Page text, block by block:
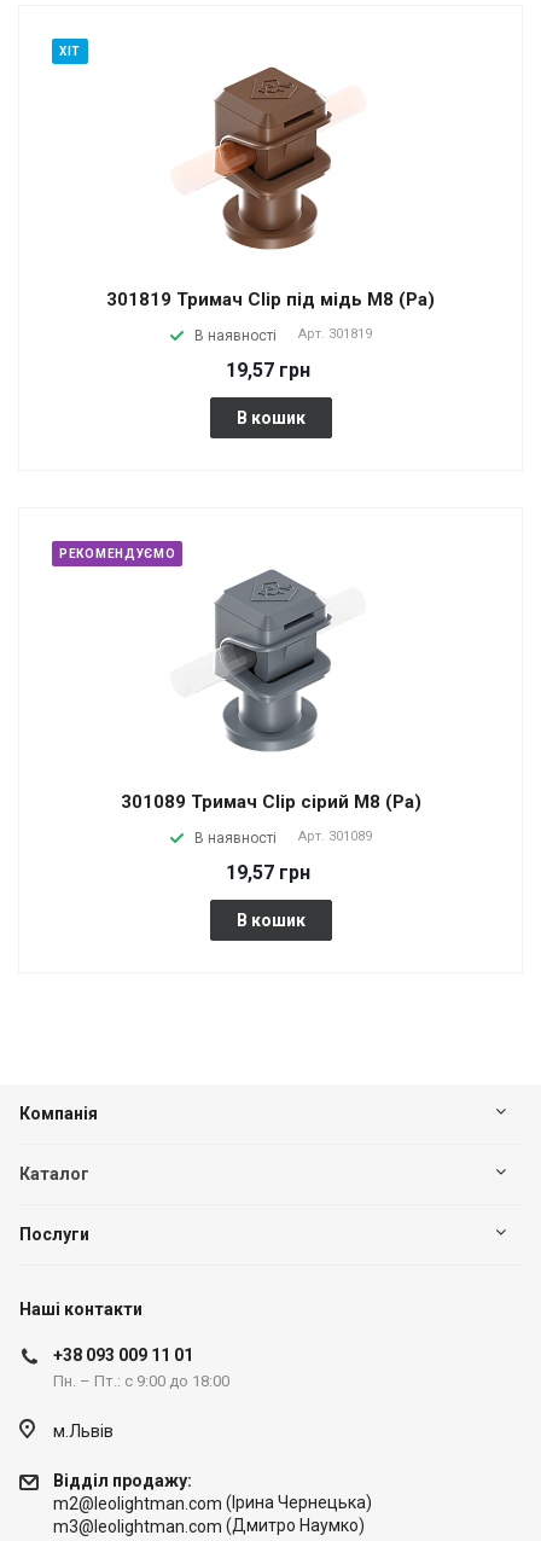
ХІТ
301819 Тримач Сlip під мідь М8 (Pa)
В наявності Арт. 301819
19,57 грн
В кошик
РЕКОМЕНДУЄМО
301089 Тримач Сlip сірий М8 (Pa)
В наявності Арт. 301089
19,57 грн
В кошик
Компанія
Каталог
Послуги
Наші контакти
+38 093 009 11 01
Пн. – Пт.: с 9:00 до 18:00
м.Львів
Відділ продажу:
m2@leolightman.com (Ірина Чернецька)
m3@leolightman.com (Дмитро Наумко)